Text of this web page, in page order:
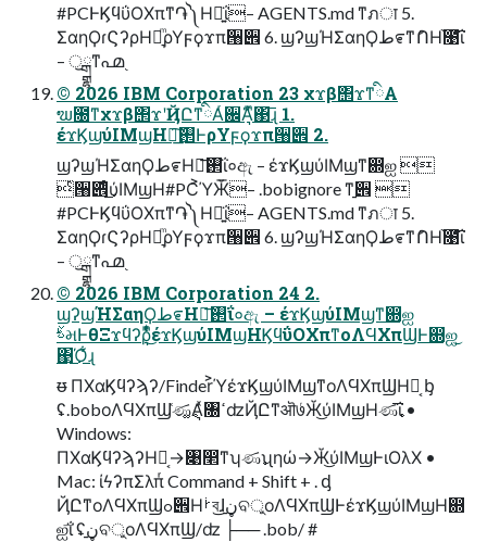
#PCͰϏϥΰΟΧπͳ֏༽Ηష͍ΐ– AGENTS.md ͳภा 5.
ΣαηϘɾϚʔρΗ༷͉ͫρΥϝϙϫπ੘੎ 6. ϣʔϣΉΣαηϘط೯ͳުՈΗ֨೙͞ΐ
– ॖྒྷͳ൶֭
© 2026 IBM Corporation 23 χϫβ΢ϫͳིΑ
ຆ೐ͳχϫβ΢ϫʹҊԸͳིΑͬ਌Ά͉ͫ͒΃͞ɻ 1.
έϫϏϣύΙΜϣΗ࢒༷͟͠ͰρΥϝϙϫπ੘੎ 2.
ϣʔϣΉΣαηϘط೯Η࢒༷͞ΐ०ඇ – έϫϏϣύΙΜϣͳ഍ஐ 
ͬ੘੎ͤ͜ύΙΜϣΗ#PC͐ΎӁ͞– .bobignore ͳ࡚੎ 
#PCͰϏϥΰΟΧπͳ֏༽Ηష͍ΐ– AGENTS.md ͳภा 5.
ΣαηϘɾϚʔρΗ༷͉ͫρΥϝϙϫπ੘੎ 6. ϣʔϣΉΣαηϘط೯ͳުՈΗ֨೙͞ΐ
– ॖྒྷͳ൶֭
© 2026 IBM Corporation 24 2.
ϣʔϣΉΣαηϘط೯Η࢒༷͞ΐ०ඇ – έϫϏϣύΙΜϣͳ഍ஐ
ࣀમͰθΞϫϥʔρ͉͉ͫͤͥͤ͜έϫϏϣύΙΜϣΗϏϥΰΟΧπͳοΛϤΧπϢͰ഍ஐ͜
΃͜Ό͋ɻ
ᵿ ΠΧαϏϥʔϡʔ/Finder͐ΎέϫϏϣύΙΜϣͳοΛϤΧπϢΗօ͔ ᶀ
ʢ.bobοΛϤΧπϢ͑ණ࣐͚Α͉ͯ৐ߵʣҊԸͳऒ७ͬӁ͜ύΙΜϣΗණ࣐͞ΐ •
Windows:
ΠΧαϏϥʔϡʔΗօ͔→৉෢ͳʮණ࣐ʯηώ→Ӂ͜ύΙΜϣͰιΟλΧ •
Mac: ίϟʔπΣλπͬ Command + Shift + . ᶁ
ҊԸͳοΛϤΧπϢߋ੎Ηࡼব͜ɺ࡚ڼବুοΛϤΧπϢͰέϫϏϣύΙΜϣΗ഍
ஐ͞ΐ ʢ࡚ڼବুοΛϤΧπϢ/ʣ ├── .bob/ #